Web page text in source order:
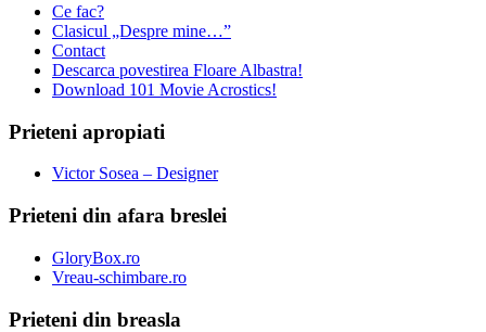
Ce fac?
Clasicul „Despre mine…”
Contact
Descarca povestirea Floare Albastra!
Download 101 Movie Acrostics!
Prieteni apropiati
Victor Sosea – Designer
Prieteni din afara breslei
GloryBox.ro
Vreau-schimbare.ro
Prieteni din breasla